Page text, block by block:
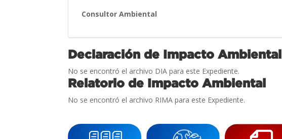
Consultor Ambiental
Declaración de Impacto Ambiental
No se encontró el archivo DIA para este Expediente.
Relatorio de Impacto Ambiental
No se encontró el archivo RIMA para este Expediente.